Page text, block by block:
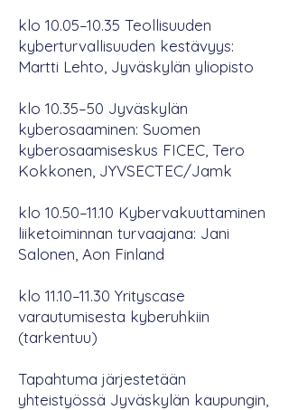
klo 10.05–10.35 Teollisuuden
kyberturvallisuuden kestävyys:
Martti Lehto, Jyväskylän yliopisto
klo 10.35–50 Jyväskylän
kyberosaaminen: Suomen
kyberosaamiseskus FICEC, Tero
Kokkonen, JYVSECTEC/Jamk
klo 10.50–11.10 Kybervakuuttaminen
liiketoiminnan turvaajana: Jani
Salonen, Aon Finland
klo 11.10–11.30 Yrityscase
varautumisesta kyberuhkiin
(tarkentuu)
Tapahtuma järjestetään
yhteistyössä Jyväskylän kaupungin,